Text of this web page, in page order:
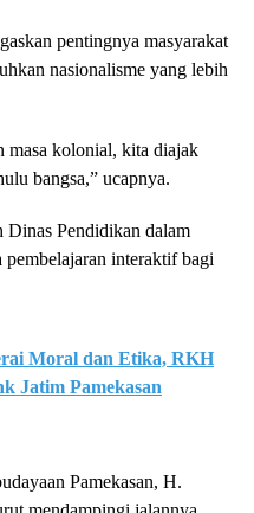
pentingnya masyarakat
nasionalisme yang lebih
masa kolonial, kita diajak
bangsa,” ucapnya.
Dinas Pendidikan dalam
pembelajaran interaktif bagi
Moral dan Etika, RKH
Jatim Pamekasan
Pamekasan, H.